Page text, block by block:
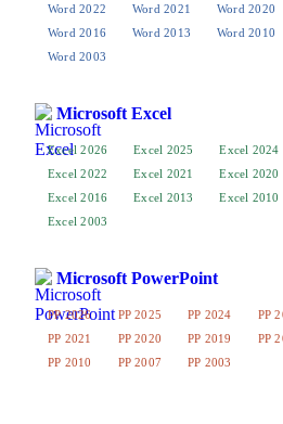
Word 2022
Word 2021 Word 2020
Word 2016
Word 2013 Word 2010
Word 2003
Microsoft Excel
Excel 2026 Excel 2025 Excel 2024
Excel 2022
Excel 2021 Excel 2020
Excel 2016
Excel 2013 Excel 2010
Excel 2003
Microsoft PowerPoint
PP 2026 PP 2025 PP 2024 PP
PP 2021
PP 2020 PP 2019 PP
PP 2010
PP 2007 PP 2003